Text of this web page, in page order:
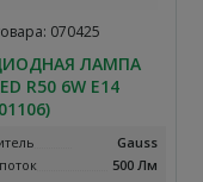
070425
ЛАМПА
R50 6W E14
Gauss
500 Лм